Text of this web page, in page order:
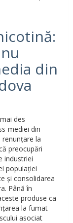
din
des
mediei din
la
preocupări
industriei
populației
și consolidarea
Până în
produse ca
la fumat
asociat